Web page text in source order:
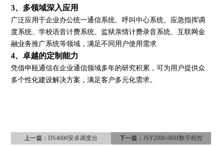
3、多领域深入应用
广泛应用于企业办公统一通信系统、呼叫中心系统、应急指挥调
度系统、学校语音计费系统、监狱亲情计费录音系统、互联网金
融业务推广系统等领域，满足不同用户使用需求
4、卓越的定制能力
凭借申瓯通信在企业通信领域多年的研究积累，可为用户提供众
多个性化建设解决方案，满足客户多元化需求。
上一篇：DS4000安卓调度台 下一篇： JSY2000-06M数字程控